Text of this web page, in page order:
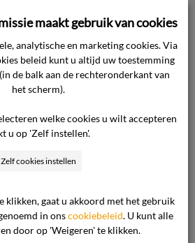
en nog niet aangesloten
Kijk dan
zorgaan
maakt gebruik van cookies
analytische en marketing cookies. Via
beleid kunt u altijd uw toestemming
de balk aan de rechteronderkant van
het scherm).
welke cookies u wilt accepteren
u op 'Zelf instellen'.
Zelf cookies instellen
klikken, gaat u akkoord met het gebruik
in onscookiebeleid . U kunt alle
door op 'Weigeren' te klikken.